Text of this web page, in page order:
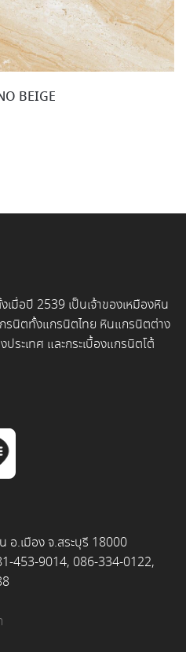
BEIGE
มื่อปี 2539 เป็นเจ้าของเหมืองหิน
รนิตทั้งแกรนิตไทย หินแกรนิตต่าง
ระเทศ และกระเบื้องแกรนิตโต้
.เมือง จ.สระบุรี 18000
453-9014, 086-334-0122,